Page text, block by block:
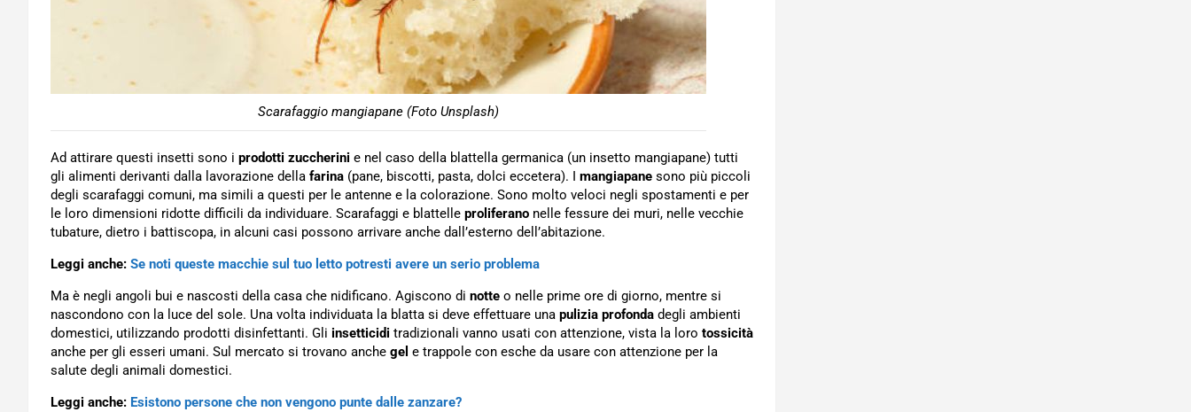
Scarafaggio mangiapane (Foto Unsplash)
Ad attirare questi insetti sono i prodotti zuccherini e nel caso della blattella germanica (un insetto mangiapane) tutti
gli alimenti derivanti dalla lavorazione della farina (pane, biscotti, pasta, dolci eccetera). I mangiapane sono più piccoli
degli scarafaggi comuni, ma simili a questi per le antenne e la colorazione. Sono molto veloci negli spostamenti e per
le loro dimensioni ridotte difficili da individuare. Scarafaggi e blattelle proliferano nelle fessure dei muri, nelle vecchie
tubature, dietro i battiscopa, in alcuni casi possono arrivare anche dall’esterno dell’abitazione.
Leggi anche: Se noti queste macchie sul tuo letto potresti avere un serio problema
Ma è negli angoli bui e nascosti della casa che nidificano. Agiscono di notte o nelle prime ore di giorno, mentre si
nascondono con la luce del sole. Una volta individuata la blatta si deve effettuare una pulizia profonda degli ambienti
domestici, utilizzando prodotti disinfettanti. Gli insetticidi tradizionali vanno usati con attenzione, vista la loro tossicità
anche per gli esseri umani. Sul mercato si trovano anche gel e trappole con esche da usare con attenzione per la
salute degli animali domestici.
Leggi anche: Esistono persone che non vengono punte dalle zanzare?